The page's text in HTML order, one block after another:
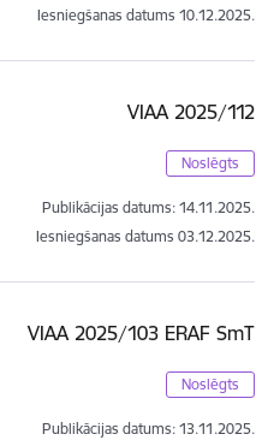
Iesniegšanas datums 10.12.2025.
VIAA 2025/112
Noslēgts
Publikācijas datums: 14.11.2025.
Iesniegšanas datums 03.12.2025.
VIAA 2025/103 ERAF SmT
Noslēgts
Publikācijas datums: 13.11.2025.